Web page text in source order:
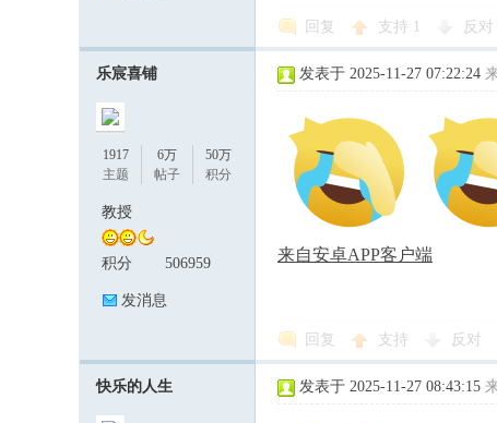
回复 支持 反对
乐宸喜铺
1917
主题
6万
帖子
50万
积分
教授
积分 506959
发消息
发表于 2025-11-27 07:22:24
来自安卓APP客户端
回复 支持 反对
快乐的人生 发表于 2025-11-27 08:43:15